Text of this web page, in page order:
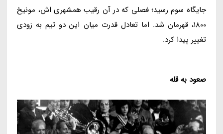
جایگاه سوم رسید؛ فصلی که در آن رقیب همشهری اش، مونیخ
1800، قهرمان شد. اما تعادل قدرت میان این دو تیم به زودی
تغییر پیدا کرد.
صعود به قله